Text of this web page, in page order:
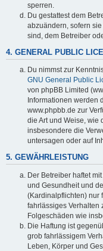
sperren.
Du gestattest dem
abzuändern, sofern
sind, dem Betreiber
4. GENERAL PUBLIC
Du nimmst zur
GNU General Public
von phpBB Limited
Informationen werden
www.phpbb.de zur
die Art und Weise, wie
insbesondere die
untersagen oder auf
5. GEWÄHRLEISTUNG
Der Betreiber haftet
und Gesundheit und
(Kardinalpflichten) nur
fahrlässiges Verhalten
Folgeschäden wie
Die Haftung ist
grob fahrlässigem
Leben, Körper und